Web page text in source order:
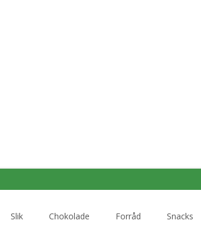
Slik Chokolade Forråd Snacks